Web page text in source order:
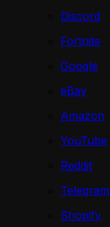
Discord
Fortnite
Google
eBay
Amazon
YouTube
Reddit
Telegram
Shopify